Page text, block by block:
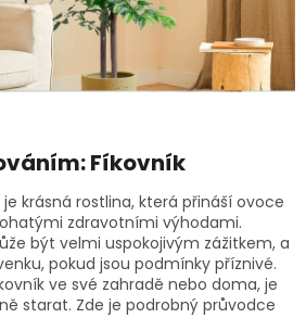
Fíkovník
krásná rostlina, která přináší ovoce
zdravotními výhodami.
být velmi uspokojivým zážitkem, a
pokud jsou podmínky příznivé.
ve své zahradě nebo doma, je
starat. Zde je podrobný průvodce